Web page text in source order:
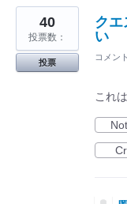
クエ
い
40
投票数：
投票
コメン
これ